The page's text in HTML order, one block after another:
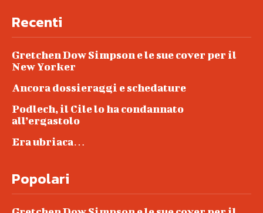
Recenti
Gretchen Dow Simpson e le sue cover per il
New Yorker
Ancora dossieraggi e schedature
Podlech, il Cile lo ha condannato
all’ergastolo
Era ubriaca…
Popolari